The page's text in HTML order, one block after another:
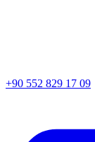
+90 552 829 17 09